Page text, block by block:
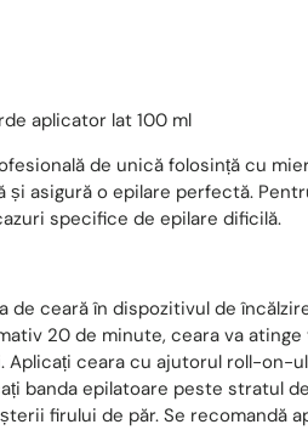
aplicator lat 100 ml
de unică folosință cu
și asigură o epilare perfectă.
specifice de epilare dificilă.
de ceară în dispozitivul de
20 de minute, ceara va
Aplicați ceara cu ajutorul roll-on-
banda epilatoare peste stratul
firului de păr. Se recomandă